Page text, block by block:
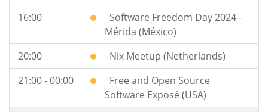
16:00
Software Freedom Day 2024 -
Mérida (México)
20:00
Nix Meetup (Netherlands)
21:00 - 00:00
Free and Open Source
Software Exposé (USA)